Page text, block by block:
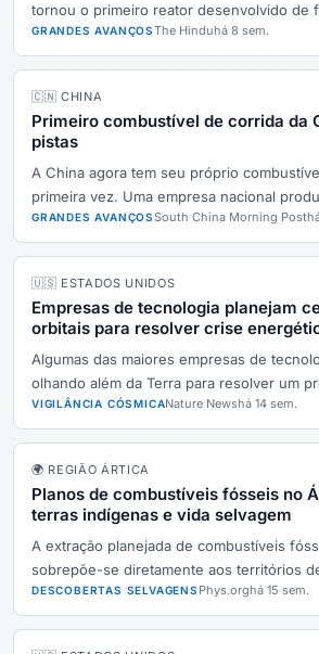
tornou o primeiro reator desenvolvido de
GRANDES AVANÇOSThe Hinduhá 8 sem.
🇨🇳 CHINA
Primeiro combustível de corrida da
pistas
A China agora tem seu próprio
primeira vez. Uma empresa nacional
GRANDES AVANÇOSSouth China Morning Post
🇺🇸 ESTADOS UNIDOS
Empresas de tecnologia planejam
orbitais para resolver crise
Algumas das maiores empresas de
olhando além da Terra para resolver um
VIGILÂNCIA CÓSMICANature Newshá 14 sem.
🌍 REGIÃO ÁRTICA
Planos de combustíveis fósseis no
terras indígenas e vida selvagem
A extração planejada de combustíveis
sobrepõe-se diretamente aos territórios
DESCOBERTAS SELVAGENS Phys.orghá 15 sem.